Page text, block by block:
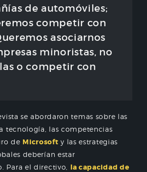
de automóviles;
competir con
asociarnos
minoristas, no
o competir con
se abordaron temas sobre las
tecnología, las competencias
de Microsoft y las estrategias
deberían estar
Para el directivo, la capacidad de